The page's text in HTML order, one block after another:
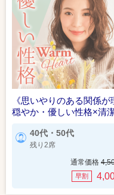
《思いやりのある関係が
穏やか・優しい性格×清
40代・50代
残り2席
通常価格
早割